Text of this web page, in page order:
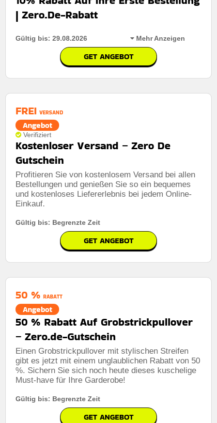
Art des Angebots:Zeitlich begrenztes angebot
Bedingungen:Weitere Informationen finden Sie in den
Nutzungsbedingungen auf der Website des Händlers.
| Zero.De-Rabatt
Gültig bis: 29.08.2026 Mehr Anzeigen
GET ANGEBOT
Mindestkaufbetrag:
Berechtigung:
Art des Angebots:Zeitlich begrenztes angebot
Bedingungen:Weitere Informationen finden Sie in den
Nutzungsbedingungen auf der Website des Händlers.
FREI VERSAND
Angebot
Verifiziert
Kostenloser Versand – Zero De
Gutschein
Profitieren Sie von kostenlosem Versand bei allen
Bestellungen und genießen Sie so ein bequemes
und kostenloses Liefererlebnis bei jedem Online-
Einkauf.
Gültig bis: Begrenzte Zeit
GET ANGEBOT
50 % RABATT
Angebot
50 % Rabatt Auf Grobstrickpullover
– Zero.de-Gutschein
Einen Grobstrickpullover mit stylischen Streifen
gibt es jetzt mit einem unglaublichen Rabatt von 50
%. Sichern Sie sich noch heute dieses kuschelige
Must-have für Ihre Garderobe!
Gültig bis: Begrenzte Zeit
GET ANGEBOT